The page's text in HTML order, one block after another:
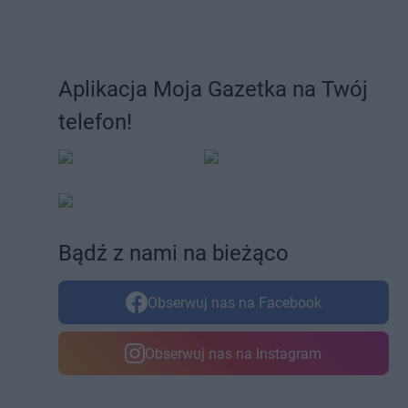
Aplikacja Moja Gazetka na Twój
telefon!
Bądź z nami na bieżąco
Obserwuj nas na Facebook
Obserwuj nas na Instagram